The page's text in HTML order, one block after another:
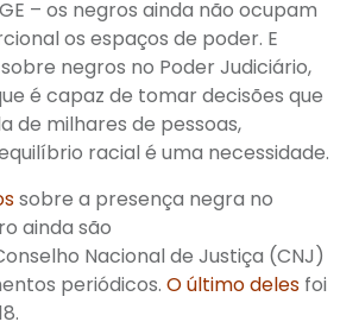
– os negros ainda não ocupam
os espaços de poder. E
negros no Poder Judiciário,
é capaz de tomar decisões que
de milhares de pessoas,
racial é uma necessidade.
sobre a presença negra no
ainda são
Nacional de Justiça (CNJ)
periódicos. Oúltimodeles foi